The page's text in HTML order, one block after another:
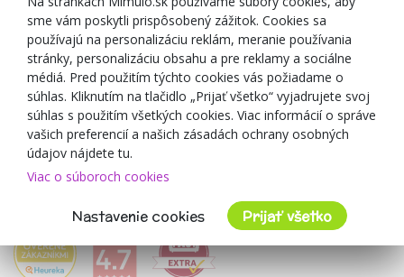
Blog
O predajcovi
Mimulo.sk
Obchodné podmienky
Ochrana osobných údajov GDPR
Kontakty
Spolupracujeme
sme vám poskytli prispôsobený zážitok. Cookies sa
používajú na personalizáciu reklám, meranie používania
stránky, personalizáciu obsahu a pre reklamy a sociálne
médiá. Pred použitím týchto cookies vás požiadame o
súhlas. Kliknutím na tlačidlo „Prijať všetko“ vyjadrujete svoj
súhlas s použitím všetkých cookies. Viac informácií o správe
vašich preferencií a našich zásadách ochrany osobných
údajov nájdete tu.
Viac o súboroch cookies
Nastavenie cookies Prijať všetko